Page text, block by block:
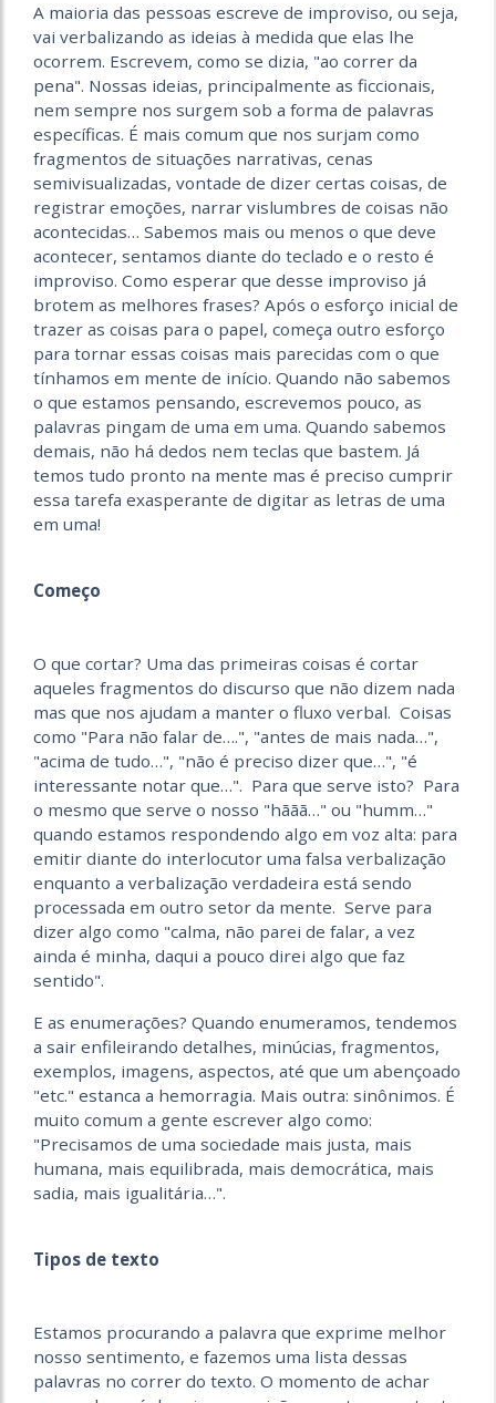
A maioria das pessoas escreve de improviso, ou seja,
vai verbalizando as ideias à medida que elas lhe
ocorrem. Escrevem, como se dizia, "ao correr da
pena". Nossas ideias, principalmente as ficcionais,
nem sempre nos surgem sob a forma de palavras
específicas. É mais comum que nos surjam como
fragmentos de situações narrativas, cenas
semivisualizadas, vontade de dizer certas coisas, de
registrar emoções, narrar vislumbres de coisas não
acontecidas… Sabemos mais ou menos o que deve
acontecer, sentamos diante do teclado e o resto é
improviso. Como esperar que desse improviso já
brotem as melhores frases? Após o esforço inicial de
trazer as coisas para o papel, começa outro esforço
para tornar essas coisas mais parecidas com o que
tínhamos em mente de início. Quando não sabemos
o que estamos pensando, escrevemos pouco, as
palavras pingam de uma em uma. Quando sabemos
demais, não há dedos nem teclas que bastem. Já
temos tudo pronto na mente mas é preciso cumprir
essa tarefa exasperante de digitar as letras de uma
em uma!
Começo
O que cortar? Uma das primeiras coisas é cortar
aqueles fragmentos do discurso que não dizem nada
mas que nos ajudam a manter o fluxo verbal. Coisas
como "Para não falar de….", "antes de mais nada…",
"acima de tudo…", "não é preciso dizer que…", "é
interessante notar que…". Para que serve isto? Para
o mesmo que serve o nosso "hããã…" ou "humm…"
quando estamos respondendo algo em voz alta: para
emitir diante do interlocutor uma falsa verbalização
enquanto a verbalização verdadeira está sendo
processada em outro setor da mente. Serve para
dizer algo como "calma, não parei de falar, a vez
ainda é minha, daqui a pouco direi algo que faz
sentido".
E as enumerações? Quando enumeramos, tendemos
a sair enfileirando detalhes, minúcias, fragmentos,
exemplos, imagens, aspectos, até que um abençoado
"etc." estanca a hemorragia. Mais outra: sinônimos. É
muito comum a gente escrever algo como:
"Precisamos de uma sociedade mais justa, mais
humana, mais equilibrada, mais democrática, mais
sadia, mais igualitária…".
Tipos de texto
Estamos procurando a palavra que exprime melhor
nosso sentimento, e fazemos uma lista dessas
palavras no correr do texto. O momento de achar